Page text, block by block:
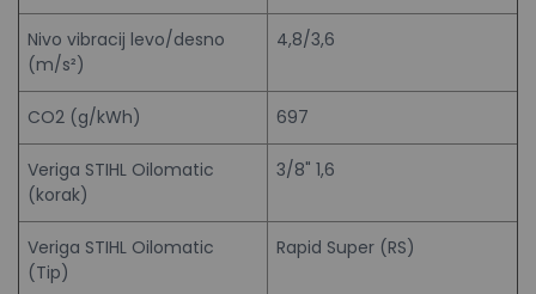
Nivo vibracij levo/desno
(m/s²)
4,8/3,6
CO2 (g/kWh) 697
Veriga STIHL Oilomatic
(korak)
3/8" 1,6
Veriga STIHL Oilomatic
(Tip)
Rapid Super (RS)